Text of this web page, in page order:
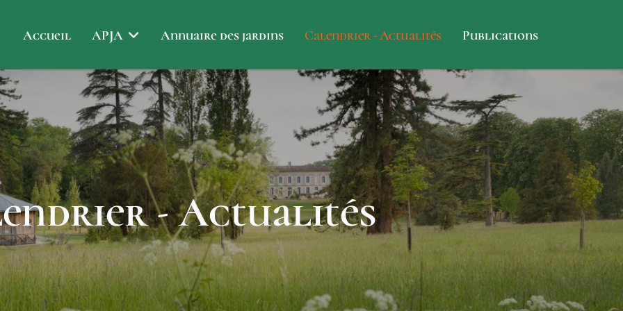
Accueil APJA Annuaire des jardins Calendrier - Actualités Publications
- Actualités